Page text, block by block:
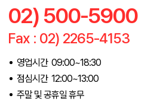
02) 500-5900
Fax : 02) 2265-4153
영업시간 09:00~18:30
점심시간 12:00~13:00
주말 및 공휴일 휴무